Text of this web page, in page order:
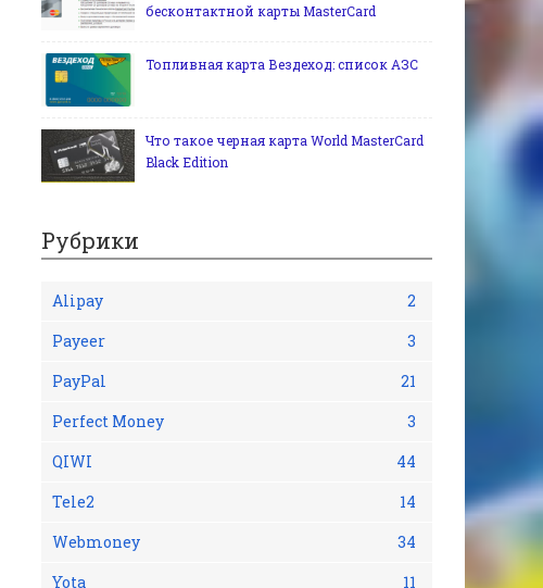
бесконтактной карты MasterCard
Топливная карта Вездеход: список АЗС
Что такое черная карта World MasterCard
Black Edition
Рубрики
Alipay
2
Payeer
3
PayPal
21
Perfect Money
3
QIWI
44
Tele2
14
Webmoney
34
Yota
11